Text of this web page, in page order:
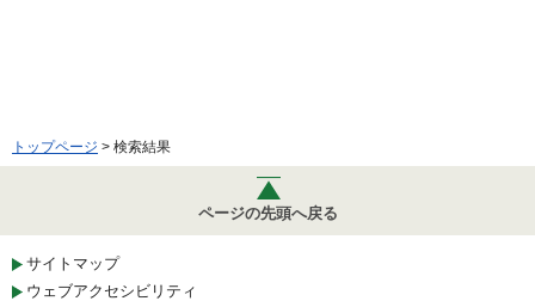
トップページ > 検索結果
ページの先頭へ戻る
サイトマップ
ウェブアクセシビリティ